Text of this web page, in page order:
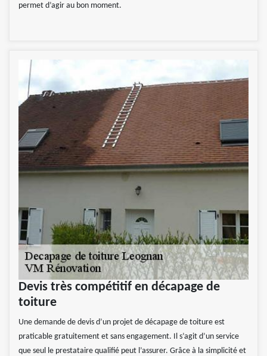
permet d’agir au bon moment.
Devis très compétitif en décapage de
toiture
Une demande de devis d’un projet de décapage de toiture est
praticable gratuitement et sans engagement. Il s’agit d’un service
que seul le prestataire qualifié peut l’assurer. Grâce à la simplicité et